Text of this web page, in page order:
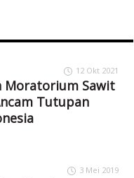
12 Okt 2021
Moratorium Sawit
Tutupan
3 Mei 2019